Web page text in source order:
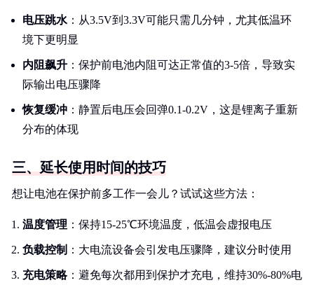
电压跳水 ：从3.5V到3.3V可能只需几分钟，尤其低温环
境下更明显
内阻飙升 ：保护前电池内阻可达正常值的3-5倍，导致实
际输出电压骤降
恢复缓冲 ：静置后电压会回弹0.1-0.2V，这是锂离子重新
分布的体现
三、延长使用时间的技巧
想让电池在保护前多工作一会儿？试试这些方法：
温度管理 ：保持15-25℃环境温度，低温会虚报电压
负载控制 ：大电流设备会引发电压骤降，建议分时使用
充电策略：避免每次都用到保护才充电，维持30%-80%电